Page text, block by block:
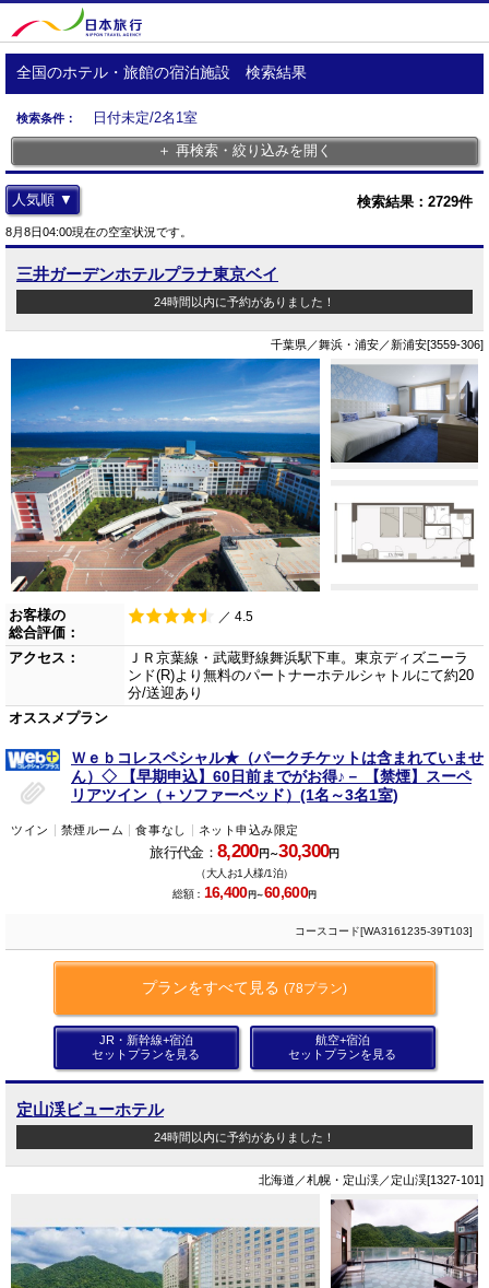
全国のホテル・旅館の宿泊施設 検索結果
検索条件：
日付未定/2名1室
＋ 再検索・絞り込みを開く
検索結果： 2729件
人気順 ▼
8月8日04:00現在の空室状況です。
三井ガーデンホテルプラナ東京ベイ
24時間以内に予約がありました！
千葉県／舞浜・浦安／新浦安[3559-306]
お客様の
総合評価：
／ 4.5
アクセス：
ＪＲ京葉線・武蔵野線舞浜駅下車。東京ディズニーラ
ンド(R)より無料のパートナーホテルシャトルにて約20
分/送迎あり
オススメプラン
Ｗｅｂコレスペシャル★（パークチケットは含まれていませ
ん）◇ 【早期申込】60日前までがお得♪－ 【禁煙】スーペ
リアツイン（＋ソファーベッド）(1名～3名1室)
ツイン 禁煙ルーム 食事なし ネット申込み限定
旅行代金： 8,200円～30,300円
（大人お1人様/1泊）
総額： 16,400円～60,600円
コースコード[WA3161235-39T103]
プランをすべて見る (78プラン)
JR・新幹線+宿泊
セットプランを見る
航空+宿泊
セットプランを見る
定山渓ビューホテル
24時間以内に予約がありました！
北海道／札幌・定山渓／定山渓[1327-101]